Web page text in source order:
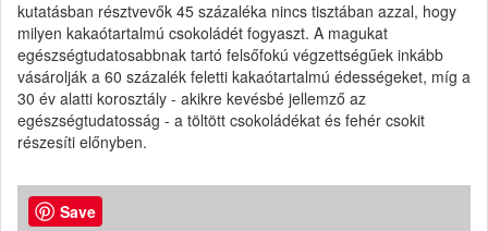
kutatásban résztvevők 45 százaléka nincs tisztában azzal, hogy
milyen kakaótartalmú csokoládét fogyaszt. A magukat
egészségtudatosabbnak tartó felsőfokú végzettségűek inkább
vásárolják a 60 százalék feletti kakaótartalmú édességeket, míg a
30 év alatti korosztály - akikre kevésbé jellemző az
egészségtudatosság - a töltött csokoládékat és fehér csokit
részesíti előnyben.
Save